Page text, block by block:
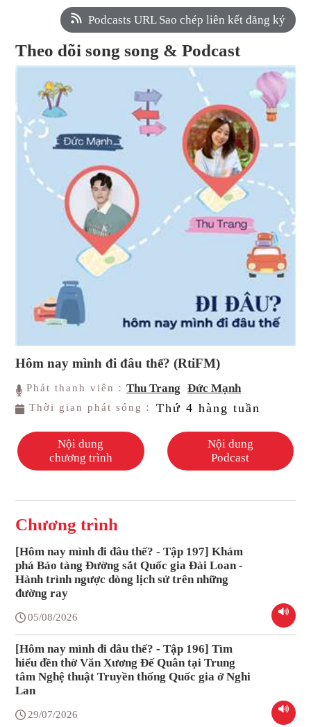
Podcasts URL Sao chép liên kết đăng ký
Theo dõi song song & Podcast
Hôm nay mình đi đâu thế? (RtiFM)
Phát thanh viên：Thu Trang Đức Mạnh
Thời gian phát sóng： Thứ 4 hàng tuần
Nội dung
chương trình
Nội dung
Podcast
Chương trình
[Hôm nay mình đi đâu thế? - Tập 197] Khám
phá Bảo tàng Đường sắt Quốc gia Đài Loan -
Hành trình ngược dòng lịch sử trên những
đường ray
05/08/2026
[Hôm nay mình đi đâu thế? - Tập 196] Tìm
hiểu đền thờ Văn Xương Đế Quân tại Trung
tâm Nghệ thuật Truyền thống Quốc gia ở Nghi
Lan
29/07/2026